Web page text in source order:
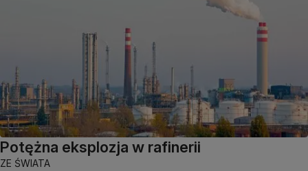
Potężna eksplozja w rafinerii
ZE ŚWIATA